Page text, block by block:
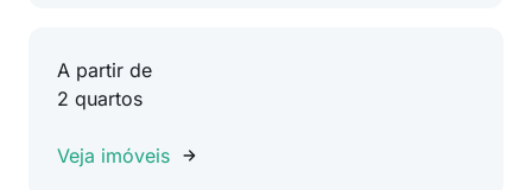
A partir de
2 quartos
Veja imóveis